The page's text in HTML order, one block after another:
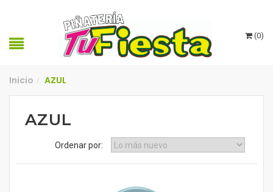
(0)
Inicio / AZUL
AZUL
Ordenar por: